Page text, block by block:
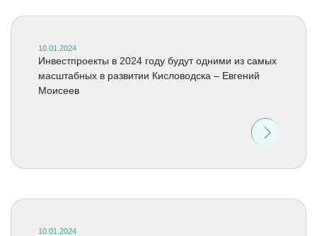
10.01.2024
Инвестпроекты в 2024 году будут одними из самых
масштабных в развитии Кисловодска – Евгений
Моисеев
10.01.2024